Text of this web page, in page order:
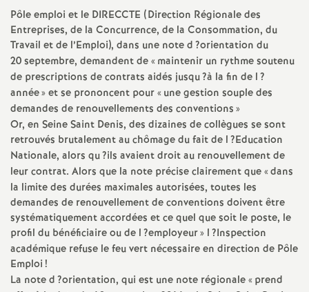
n
a
l
d
e
s
E
Pôle emploi et le DIRECCTE (Direction Régionale des
Entreprises, de la Concurrence, de la Consommation, du
Travail et de l’Emploi), dans une note d?orientation du
20 septembre, demandent de «maintenir un rythme soutenu
de prescriptions de contrats aidés jusqu?à la fin de l?
année» et se prononcent pour «une gestion souple des
demandes de renouvellements des conventions»
Or, en Seine Saint Denis, des dizaines de collègues se sont
retrouvés brutalement au chômage du fait de l?Education
Nationale, alors qu?ils avaient droit au renouvellement de
leur contrat. Alors que la note précise clairement que «dans
la limite des durées maximales autorisées, toutes les
demandes de renouvellement de conventions doivent être
systématiquement accordées et ce quel que soit le poste, le
profil du bénéficiaire ou de l?employeur» l?Inspection
académique refuse le feu vert nécessaire en direction de Pôle
Emploi !
La note d?orientation, qui est une note régionale «prend